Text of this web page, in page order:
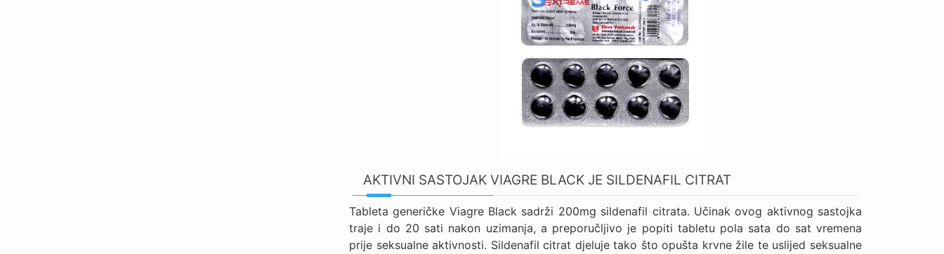
AKTIVNI SASTOJAK VIAGRE BLACK JE SILDENAFIL CITRAT
Tableta generičke Viagre Black sadrži 200mg sildenafil citrata. Učinak ovog aktivnog sastojka
traje i do 20 sati nakon uzimanja, a preporučljivo je popiti tabletu pola sata do sat vremena
prije seksualne aktivnosti. Sildenafil citrat djeluje tako što opušta krvne žile te uslijed seksualne